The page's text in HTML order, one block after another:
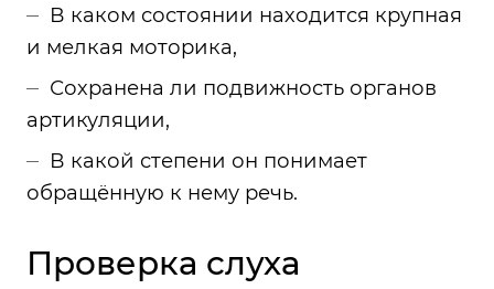
В каком состоянии находится крупная
и мелкая моторика,
Сохранена ли подвижность органов
артикуляции,
В какой степени он понимает
обращённую к нему речь.
Проверка слуха